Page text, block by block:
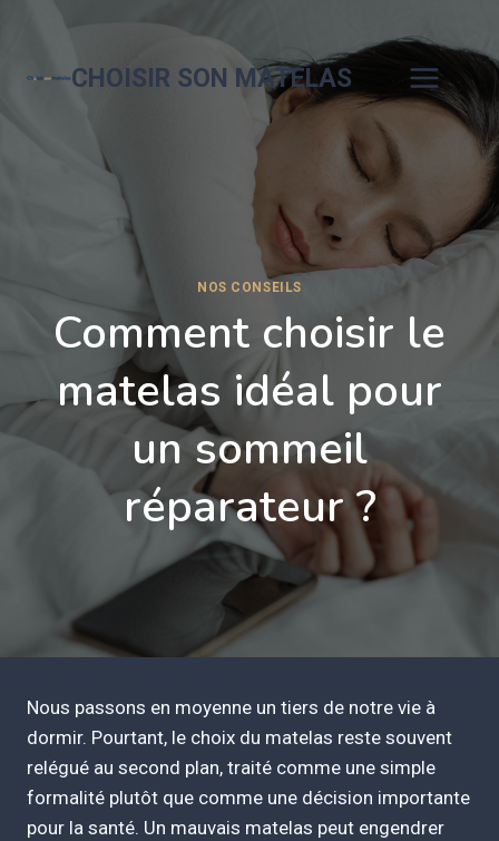
contenu CHOISIR SON MATELAS
NOS CONSEILS
Comment choisir le
matelas idéal pour
un sommeil
réparateur ?
Nous passons en moyenne un tiers de notre vie à
dormir. Pourtant, le choix du matelas reste souvent
relégué au second plan, traité comme une simple
formalité plutôt que comme une décision importante
pour la santé. Un mauvais matelas peut engendrer